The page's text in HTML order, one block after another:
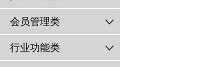
会员管理类
行业功能类